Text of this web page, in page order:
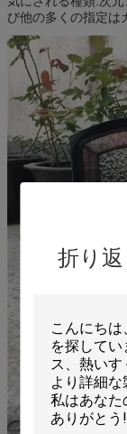
折り
び他の多くの指定は